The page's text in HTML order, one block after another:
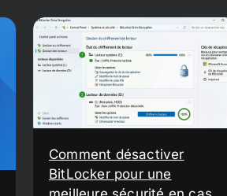
Comment désactiver
BitLocker pour une